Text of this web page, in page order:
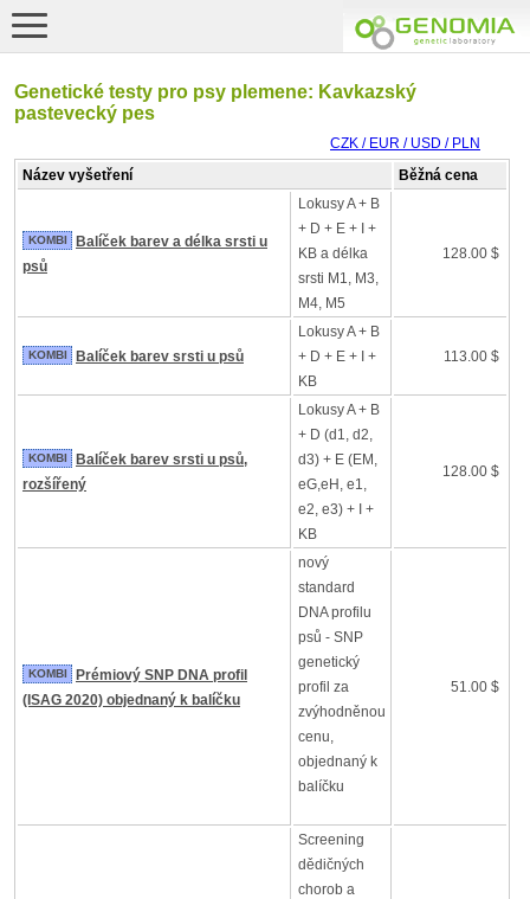
Genetické testy pro psy plemene: Kavkazský
pastevecký pes
CZK / EUR / USD / PLN
Název vyšetření
Běžná cena
KOMBI
Balíček barev a délka srsti u
psů
Lokusy A + B
+ D + E + I +
KB a délka
srsti M1, M3,
M4, M5
128.00 $
KOMBI Balíček barev srsti u psů
Lokusy A + B
+ D + E + I +
KB
113.00 $
KOMBI
Balíček barev srsti u psů,
rozšířený
Lokusy A + B
+ D (d1, d2,
d3) + E (EM,
eG,eH, e1,
e2, e3) + I +
KB
128.00 $
KOMBI
Prémiový SNP DNA profil
(ISAG 2020) objednaný k balíčku
nový
standard
DNA profilu
psů - SNP
genetický
profil za
zvýhodněnou
cenu,
objednaný k
balíčku
51.00 $
Screening
dědičných
chorob a